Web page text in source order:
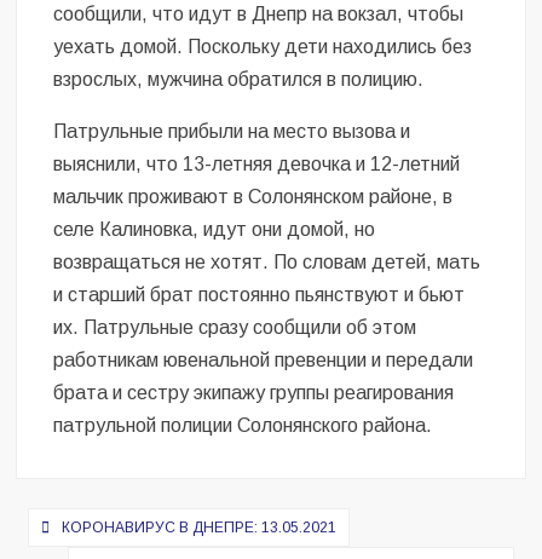
сообщили, что идут в Днепр на вокзал, чтобы
уехать домой. Поскольку дети находились без
взрослых, мужчина обратился в полицию.
Патрульные прибыли на место вызова и
выяснили, что 13-летняя девочка и 12-летний
мальчик проживают в Солонянском районе, в
селе Калиновка, идут они домой, но
возвращаться не хотят. По словам детей, мать
и старший брат постоянно пьянствуют и бьют
их. Патрульные сразу сообщили об этом
работникам ювенальной превенции и передали
брата и сестру экипажу группы реагирования
патрульной полиции Солонянского района.
Навигация
КОРОНАВИРУС В ДНЕПРЕ: 13.05.2021